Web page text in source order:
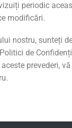
periodic
modificări.
nostru, sunteți
de
prevederi,